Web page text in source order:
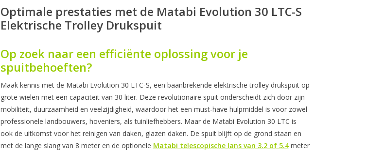
Optimale prestaties met de Matabi Evolution 30 LTC-S
Elektrische Trolley Drukspuit
Op zoek naar een efficiënte oplossing voor je
spuitbehoeften?
Maak kennis met de Matabi Evolution 30 LTC-S, een baanbrekende elektrische trolley drukspuit op
grote wielen met een capaciteit van 30 liter. Deze revolutionaire spuit onderscheidt zich door zijn
mobiliteit, duurzaamheid en veelzijdigheid, waardoor het een must-have hulpmiddel is voor zowel
professionele landbouwers, hoveniers, als tuinliefhebbers. Maar de Matabi Evolution 30 LTC is
ook de uitkomst voor het reinigen van daken, glazen daken. De spuit blijft op de grond staan en
met de lange slang van 8 meter en de optionele Matabi telescopische lans van 3.2 of 5.4meter